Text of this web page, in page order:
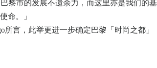
黎市的发展不遗余力，而这里亦是我们的基
命。」
所言，此举更进一步确定巴黎「时尚之都」